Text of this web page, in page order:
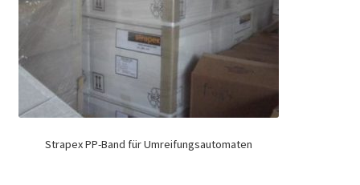
Strapex PP-Band für Umreifungsautomaten